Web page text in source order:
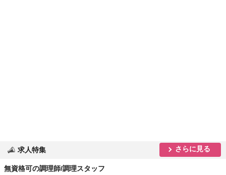
求人特集 さらに見る
無資格可の調理師/調理スタッフ